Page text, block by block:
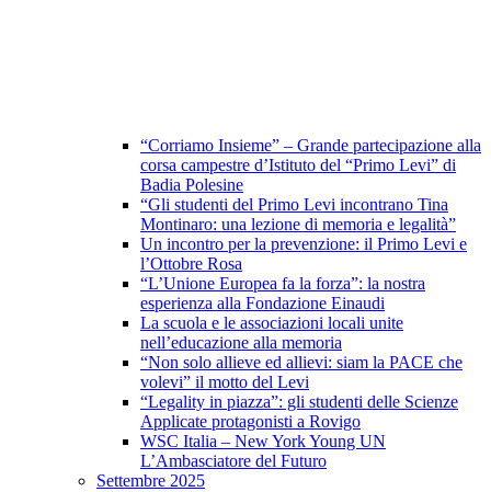
“Corriamo Insieme” – Grande partecipazione alla
corsa campestre d’Istituto del “Primo Levi” di
Badia Polesine
“Gli studenti del Primo Levi incontrano Tina
Montinaro: una lezione di memoria e legalità”
Un incontro per la prevenzione: il Primo Levi e
l’Ottobre Rosa
“L’Unione Europea fa la forza”: la nostra
esperienza alla Fondazione Einaudi
La scuola e le associazioni locali unite
nell’educazione alla memoria
“Non solo allieve ed allievi: siam la PACE che
volevi” il motto del Levi
“Legality in piazza”: gli studenti delle Scienze
Applicate protagonisti a Rovigo
WSC Italia – New York Young UN
L’Ambasciatore del Futuro
Settembre 2025